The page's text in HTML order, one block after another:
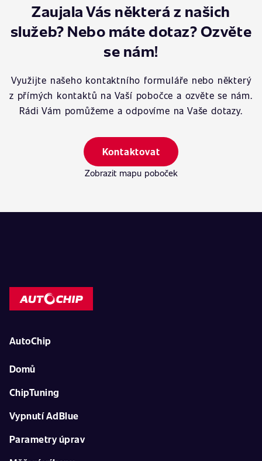
Zaujala Vás některá z našich
služeb? Nebo máte dotaz? Ozvěte
se nám!
Využijte našeho kontaktního formuláře nebo některý
z přímých kontaktů na Vaší pobočce a ozvěte se nám.
Rádi Vám pomůžeme a odpovíme na Vaše dotazy.
Kontaktovat
Zobrazit mapu poboček
AutoChip
Domů
ChipTuning
Vypnutí AdBlue
Parametry úprav